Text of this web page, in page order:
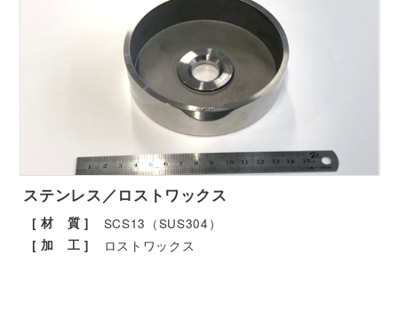
ステンレス／ロストワックス
[ 材 質 ] SCS13（SUS304）
[ 加 工 ] ロストワックス